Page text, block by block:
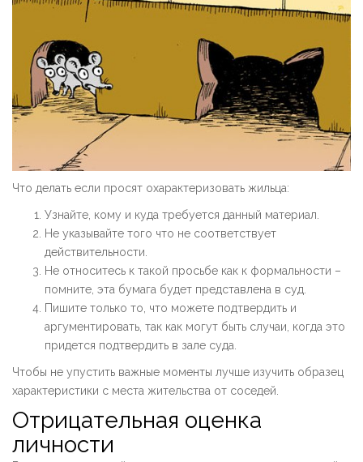
Что делать если просят охарактеризовать жильца:
Узнайте, кому и куда требуется данный материал.
Не указывайте того что не соответствует
действительности.
Не относитесь к такой просьбе как к формальности –
помните, эта бумага будет представлена в суд.
Пишите только то, что можете подтвердить и
аргументировать, так как могут быть случаи, когда это
придется подтвердить в зале суда.
Чтобы не упустить важные моменты лучше изучить образец
характеристики с места жительства от соседей.
Отрицательная оценка
личности